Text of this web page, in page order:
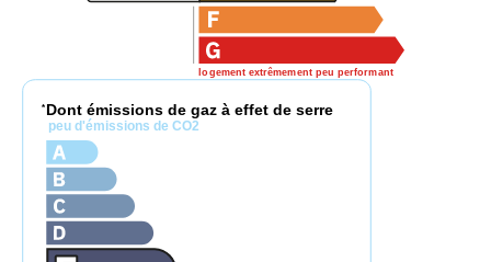
logement extrêmement peu performant
* Dont émissions de gaz à effet de serre
peu d'émissions de CO2